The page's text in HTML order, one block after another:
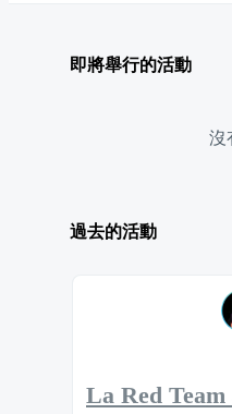
即將舉行的活動
沒
過去的活動
La Red Team